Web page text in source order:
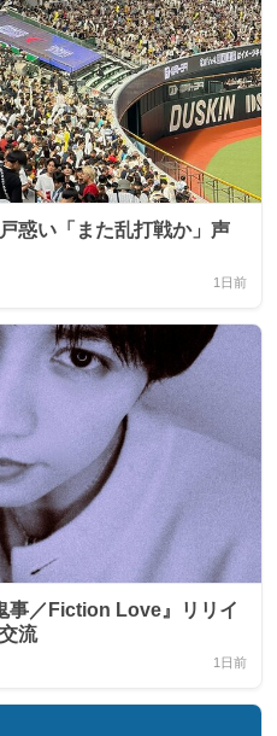
惑い「また乱打戦か」声
1日前
事／Fiction Love』リリイ
流
1日前